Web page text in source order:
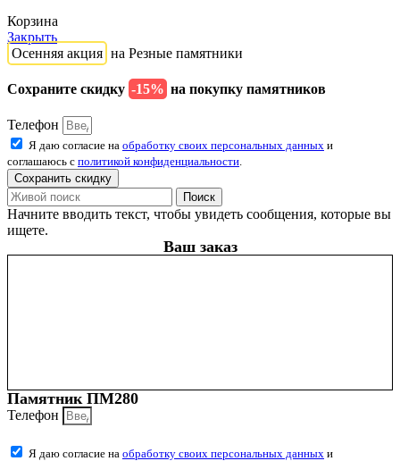
Корзина
Закрыть
Осенняя акция на Резные памятники
Сохраните скидку -15% на покупку памятников
Телефон
Я даю согласие на обработку своих персональных данных и
соглашаюсь с политикой конфиденциальности
Сохранить скидку
Поиск
Начните вводить текст, чтобы увидеть сообщения, которые вы
ищете.
Ваш заказ
Памятник ПМ280
Телефон
Я даю согласие на обработку своих персональных данных и